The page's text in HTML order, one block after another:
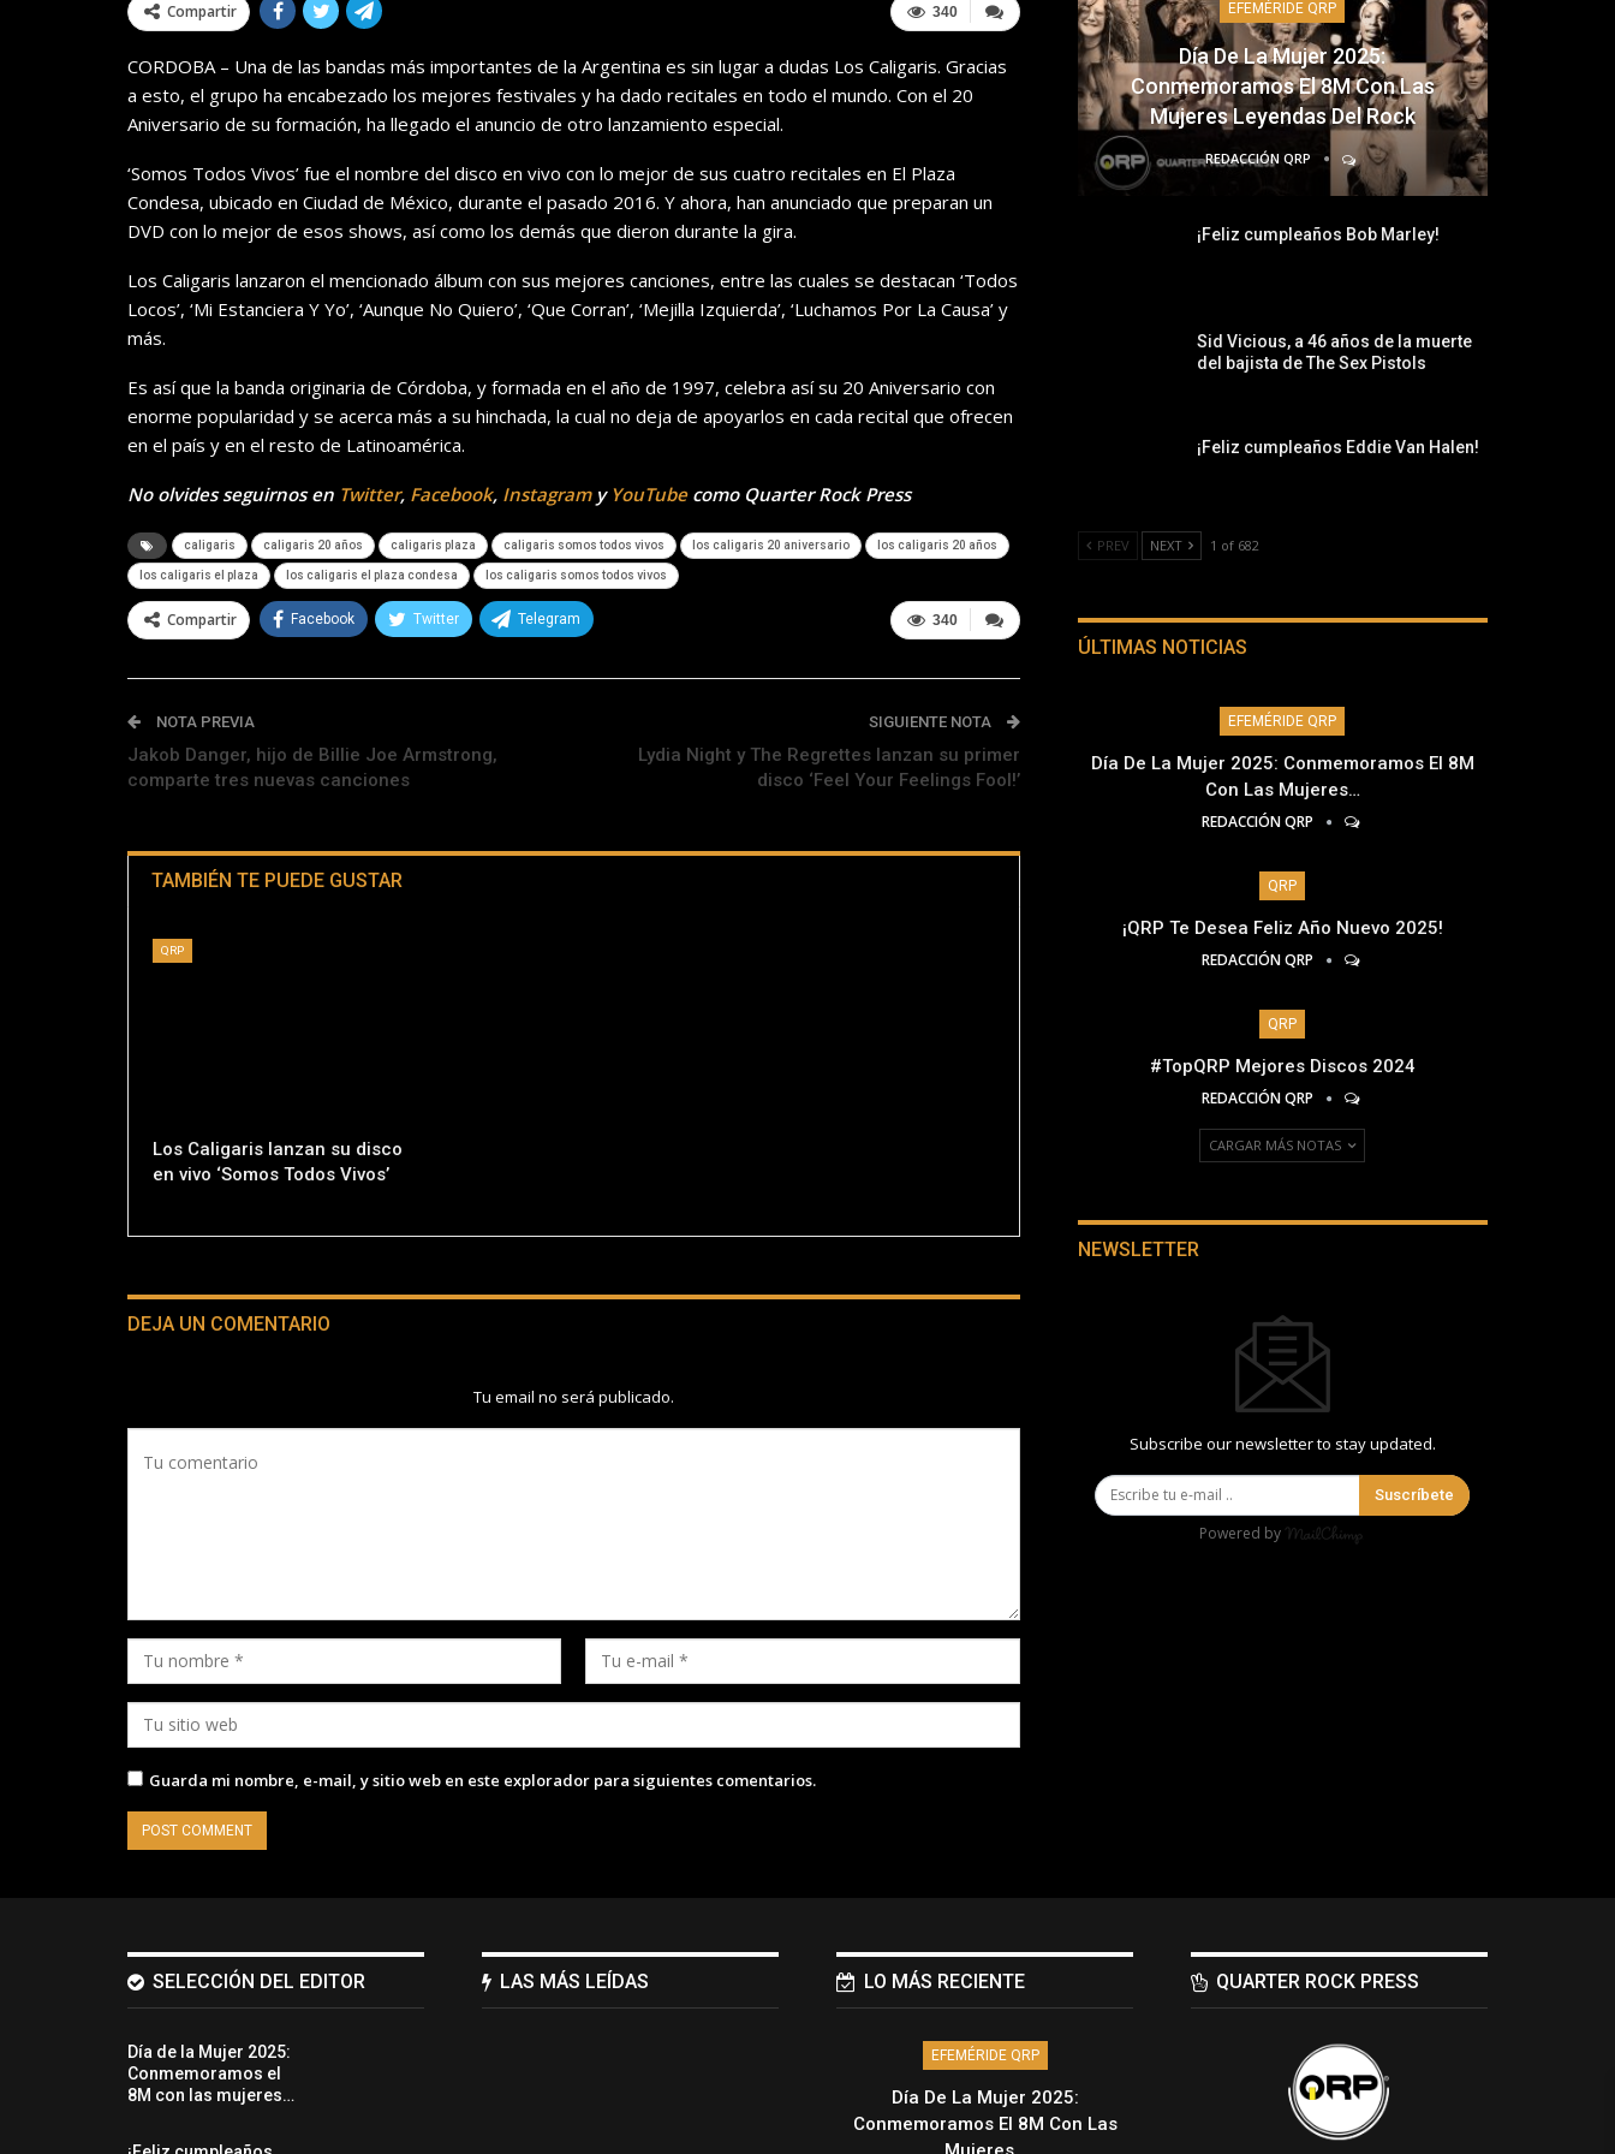
340
Compartir
CORDOBA – Una de las bandas más importantes de la Argentina es sin lugar a dudas Los Caligaris. Gracias
a esto, el grupo ha encabezado los mejores festivales y ha dado recitales en todo el mundo. Con el 20
Aniversario de su formación, ha llegado el anuncio de otro lanzamiento especial.
‘Somos Todos Vivos’ fue el nombre del disco en vivo con lo mejor de sus cuatro recitales en El Plaza
Condesa, ubicado en Ciudad de México, durante el pasado 2016. Y ahora, han anunciado que preparan un
DVD con lo mejor de esos shows, así como los demás que dieron durante la gira.
Los Caligaris lanzaron el mencionado álbum con sus mejores canciones, entre las cuales se destacan ‘Todos
Locos’, ‘Mi Estanciera Y Yo’, ‘Aunque No Quiero’, ‘Que Corran’, ‘Mejilla Izquierda’, ‘Luchamos Por La Causa’ y
más.
Es así que la banda originaria de Córdoba, y formada en el año de 1997, celebra así su 20 Aniversario con
enorme popularidad y se acerca más a su hinchada, la cual no deja de apoyarlos en cada recital que ofrecen
en el país y en el resto de Latinoamérica.
No olvides seguirnos en Twitter, Facebook, Instagramy YouTubecomo Quarter Rock Press
caligaris caligaris 20 años caligaris plaza caligaris somos todos vivos los caligaris 20 aniversario los caligaris 20 años
los caligaris el plaza los caligaris el plaza condesa los caligaris somos todos vivos
340
Compartir Facebook Twitter Telegram
NOTA PREVIA
Jakob Danger, hijo de Billie Joe Armstrong,
comparte tres nuevas canciones
SIGUIENTE NOTA
Lydia Night y The Regrettes lanzan su primer
disco ‘Feel Your Feelings Fool!’
TAMBIÉN TE PUEDE GUSTAR
QRP
Los Caligaris lanzan su disco
en vivo ‘Somos Todos Vivos’
DEJA UN COMENTARIO
Tu email no será publicado.
Guarda mi nombre, e-mail, y sitio web en este explorador para siguientes comentarios.
EFEMÉRIDE QRP
Día De La Mujer 2025:
Conmemoramos El 8M Con Las
Mujeres Leyendas Del Rock
REDACCIÓN QRP
¡Feliz cumpleaños Bob Marley!
Sid Vicious, a 46 años de la muerte
del bajista de The Sex Pistols
¡Feliz cumpleaños Eddie Van Halen!
PREV NEXT 1 of 682
ÚLTIMAS NOTICIAS
EFEMÉRIDE QRP
Día De La Mujer 2025: Conmemoramos El 8M
Con Las Mujeres…
REDACCIÓN QRP
QRP
¡QRP Te Desea Feliz Año Nuevo 2025!
REDACCIÓN QRP
QRP
#TopQRP Mejores Discos 2024
REDACCIÓN QRP
CARGAR MÁS NOTAS
NEWSLETTER
Subscribe our newsletter to stay updated.
Suscríbete
Powered by
SELECCIÓN DEL EDITOR
Día de la Mujer 2025:
Conmemoramos el
8M con las mujeres…
LAS MÁS LEÍDAS LO MÁS RECIENTE
EFEMÉRIDE QRP
Día De La Mujer 2025:
Conmemoramos El 8M Con Las
QUARTER ROCK PRESS